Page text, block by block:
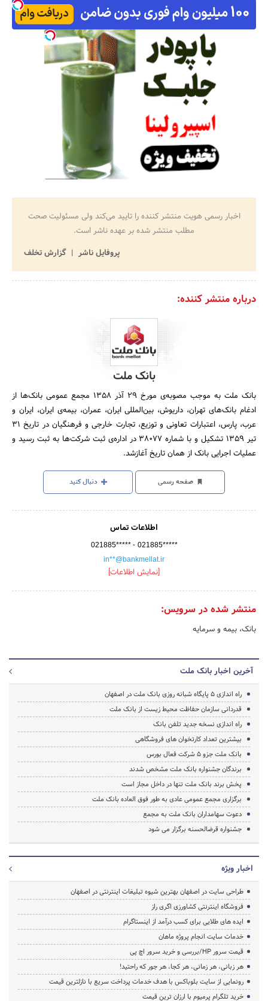
اخبار رسمی هویت منتشر کننده را تایید می‌کند ولی مسئولیت صحت
مطلب منتشر شده بر عهده ناشر است.
پروفایل ناشر
گزارش تخلف
درباره منتشر کننده:
بانک ملت
بانک ملت به موجب مصوبه‌ی مورخ 29 آذر 1358 مجمع عمومی بانک‌ها از
ادغام بانک‌‌های تهران، داریوش، بین‌المللی ایران، عمران، بیمه‌ی ایران، ایران و
عرب، پارس، اعتبارات تعاونی و توزیع، تجارت خارجی و فرهنگیان در تاریخ 31
تیر 1359 تشکیل و با شماره 38077 در اداره‌ی ثبت شرکت‌ها به ثبت رسید و
عملیات اجرایی بانک از همان تاریخ آغازشد.
صفحه رسمی دنبال کنید
اطلاعات تماس
021885***** - 021885*****
in**@bankmellat.ir
[نمایش اطلاعات]
منتشر شده در سرویس:
بانک، بیمه و سرمایه
آخرین اخبار بانک ملت
راه اندازی 5 پایگاه شبانه روزی بانک ملت در اصفهان
قدردانی سازمان حفاظت محیط زیست از بانک ملت
راه اندازی نسخه جدید تلفن بانک
بیشترین تعداد کارتخوان های فروشگاهی
بانک ملت جزو 5 شرکت فعال بورس
برندگان جشنواره بانک ملت مشخص شدند
پخش برند بانک ملت تنها در داخل مجاز است
برگزاری مجمع عمومی عادی به طور فوق العاده بانک ملت
دعوت سهامداران بانک ملت به مجمع
جشنواره قرض‎الحسنه برگزار می شود
اخبار ویژه
طراحی سایت در اصفهان بهترین شیوه تبلیغات اینترنتی در اصفهان
فروشگاه اینترنتی کشاورزی اگری راز
ایده های طلایی برای کسب درآمد از اینستاگرام
خدمات سایت انجام پروژه ماهان
قیمت سرور HP/بررسی و خرید سرور اچ پی
هر زبانی، هر زمانی، هر کجا، هر جور که راحتید!
رونمایی از سایت بلوباکس با هدف خدمات پرداخت سریع با نازلترین قیمت
خرید تلگرام پرمیوم با ارزان ترین قیمت